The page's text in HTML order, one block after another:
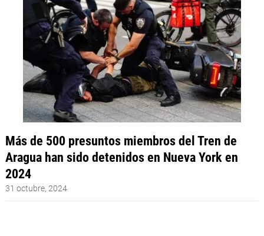
Más de 500 presuntos miembros del Tren de
Aragua han sido detenidos en Nueva York en
2024
31 octubre, 2024